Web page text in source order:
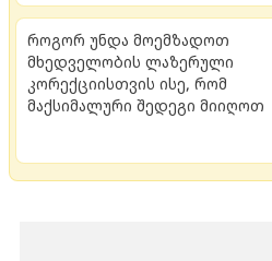
როგორ უნდა მოემზადოთ
მხედველობის ლაზერული
კორექციისთვის ისე, რომ
მაქსიმალური შედეგი მიიღოთ